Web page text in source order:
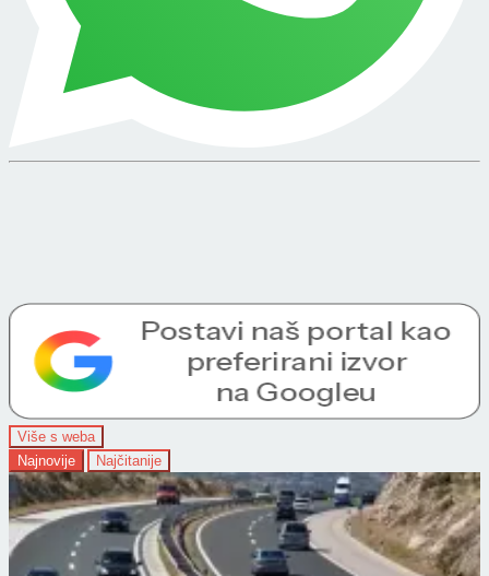
Više s weba
Najnovije
Najčitanije